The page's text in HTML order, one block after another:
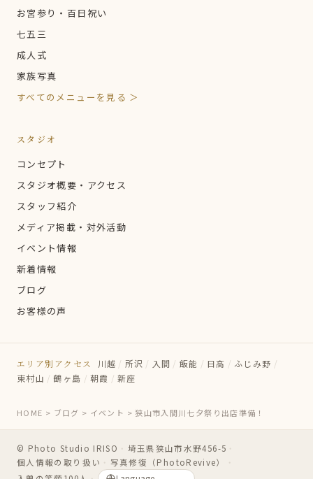
お宮参り・百日祝い
七五三
成人式
家族写真
すべてのメニューを見る ＞
スタジオ
コンセプト
スタジオ概要・アクセス
スタッフ紹介
メディア掲載・対外活動
イベント情報
新着情報
ブログ
お客様の声
エリア別アクセス 川越 / 所沢 / 入間 / 飯能 / 日高 / ふじみ野 /
東村山 / 鶴ヶ島 / 朝霞 / 新座
HOME > ブログ > イベント > 狭山市入間川七夕祭り出店準備！
© Photo Studio IRISO ・ 埼玉県狭山市水野456-5 ・
個人情報の取り扱い ・ 写真修復（PhotoRevive）
・